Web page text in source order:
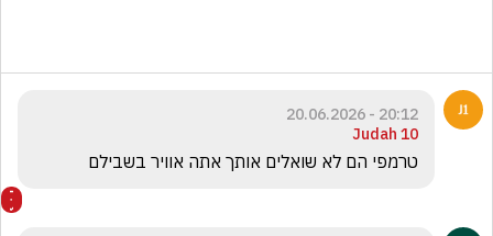
20:12 - 20.06.2026
Judah 10
טרמפי הם לא שואלים אותך אתה אוויר בשבילם